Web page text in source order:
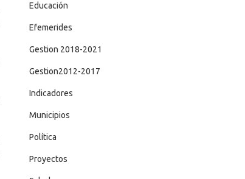
Educación
Efemerides
Gestion 2018-2021
Gestion2012-2017
Indicadores
Municipios
Política
Proyectos